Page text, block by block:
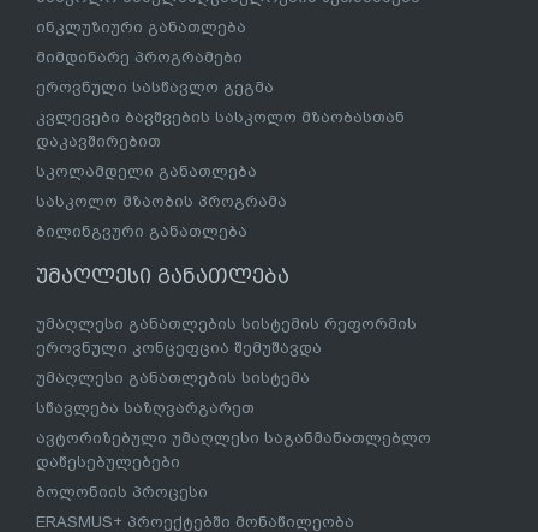
ინკლუზიური განათლება
მიმდინარე პროგრამები
ეროვნული სასწავლო გეგმა
კვლევები ბავშვების სასკოლო მზაობასთან
დაკავშირებით
სკოლამდელი განათლება
სასკოლო მზაობის პროგრამა
ბილინგვური განათლება
უმაღლესი განათლება
უმაღლესი განათლების სისტემის რეფორმის
ეროვნული კონცეფცია შემუშავდა
უმაღლესი განათლების სისტემა
სწავლება საზღვარგარეთ
ავტორიზებული უმაღლესი საგანმანათლებლო
დაწესებულებები
ბოლონიის პროცესი
ERASMUS+ პროექტებში მონაწილეობა